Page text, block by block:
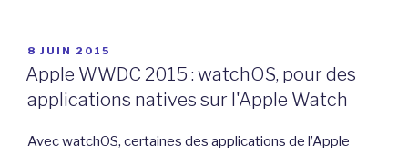
PUBLIÉ
LE
8 JUIN 2015
Apple WWDC 2015 : watchOS, pour des
applications natives sur l'Apple Watch
Avec watchOS, certaines des applications de l’Apple